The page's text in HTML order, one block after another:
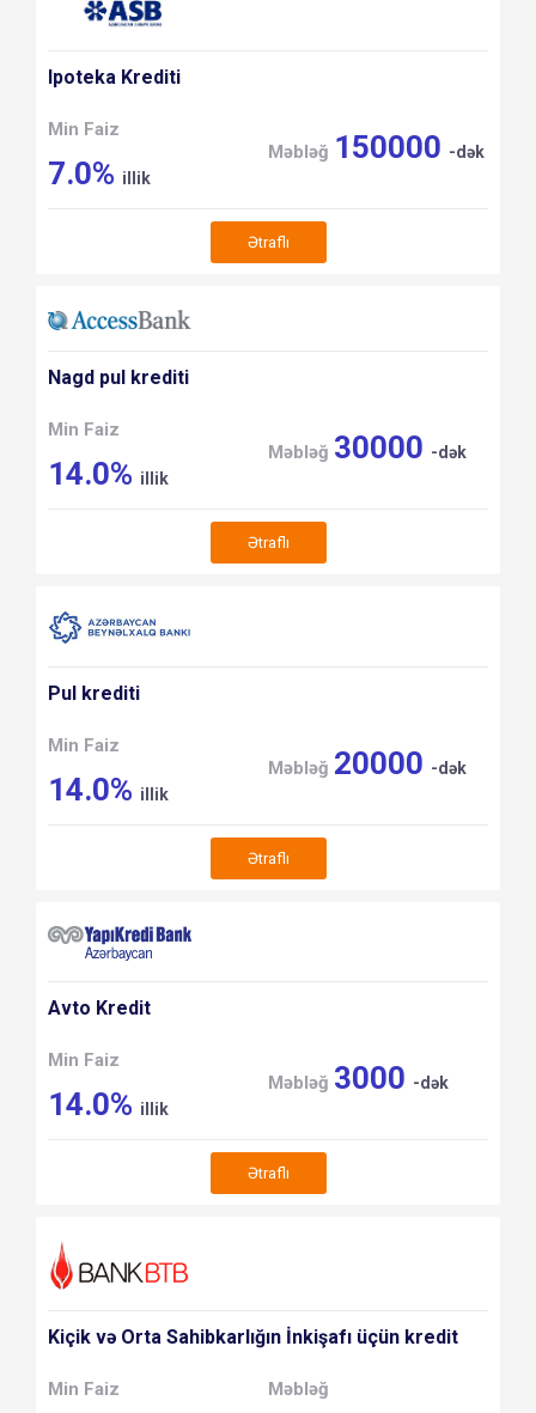
Ipoteka Krediti
Min Faiz
7.0% illik
Məbləğ 150000 -dək
Ətraflı
Nagd pul krediti
Min Faiz
14.0% illik
Məbləğ 30000 -dək
Ətraflı
Pul krediti
Min Faiz
14.0% illik
Məbləğ 20000 -dək
Ətraflı
Avto Kredit
Min Faiz
14.0% illik
Məbləğ 3000 -dək
Ətraflı
Kiçik və Orta Sahibkarlığın İnkişafı üçün kredit
Min Faiz Məbləğ